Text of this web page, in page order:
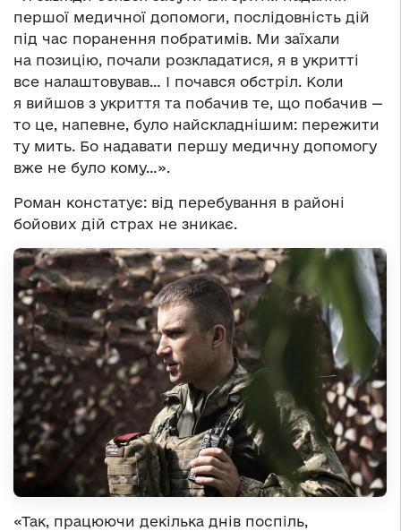
першої медичної допомоги, послідовність дій
під час поранення побратимів. Ми заїхали
на позицію, почали розкладатися, я в укритті
все налаштовував… І почався обстріл. Коли
я вийшов з укриття та побачив те, що побачив —
то це, напевне, було найскладнішим: пережити
ту мить. Бо надавати першу медичну допомогу
вже не було кому…».
Роман констатує: від перебування в районі
бойових дій страх не зникає.
«Так, працюючи декілька днів поспіль,